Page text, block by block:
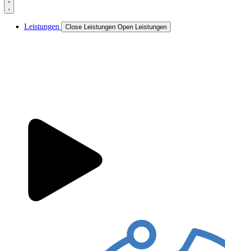
Leistungen Close Leistungen Open Leistungen